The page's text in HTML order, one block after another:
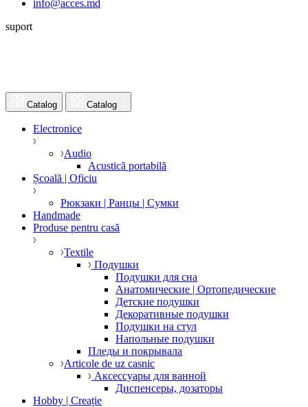
info@acces.md
suport
Catalog Catalog
Electronice
Audio
Acustică portabilă
Școală | Oficiu
Рюкзаки | Ранцы | Сумки
Handmade
Produse pentru casă
Textile
Подушки
Подушки для сна
Анатомические | Ортопедические
Детские подушки
Декоративные подушки
Подушки на стул
Напольные подушки
Пледы и покрывала
Articole de uz casnic
Аксессуары для ванной
Диспенсеры, дозаторы
Hobby | Creație